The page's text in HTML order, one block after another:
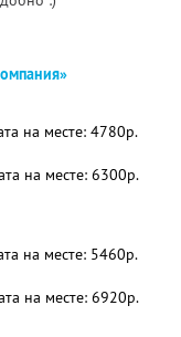
на месте: 4780р.
на месте: 6300р.
на месте: 5460р.
на месте: 6920р.